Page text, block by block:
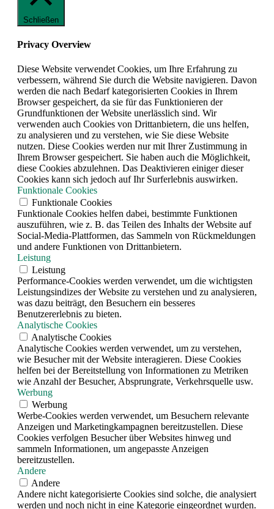
Schließen
Privacy Overview
Diese Website verwendet Cookies, um Ihre Erfahrung zu
verbessern, während Sie durch die Website navigieren. Davon
werden die nach Bedarf kategorisierten Cookies in Ihrem
Browser gespeichert, da sie für das Funktionieren der
Grundfunktionen der Website unerlässlich sind. Wir
verwenden auch Cookies von Drittanbietern, die uns helfen,
zu analysieren und zu verstehen, wie Sie diese Website
nutzen. Diese Cookies werden nur mit Ihrer Zustimmung in
Ihrem Browser gespeichert. Sie haben auch die Möglichkeit,
diese Cookies abzulehnen. Das Deaktivieren einiger dieser
Cookies kann sich jedoch auf Ihr Surferlebnis auswirken.
Funktionale Cookies
Funktionale Cookies
Funktionale Cookies helfen dabei, bestimmte Funktionen
auszuführen, wie z. B. das Teilen des Inhalts der Website auf
Social-Media-Plattformen, das Sammeln von Rückmeldungen
und andere Funktionen von Drittanbietern.
Leistung
Leistung
Performance-Cookies werden verwendet, um die wichtigsten
Leistungsindizes der Website zu verstehen und zu analysieren,
was dazu beiträgt, den Besuchern ein besseres
Benutzererlebnis zu bieten.
Analytische Cookies
Analytische Cookies
Analytische Cookies werden verwendet, um zu verstehen,
wie Besucher mit der Website interagieren. Diese Cookies
helfen bei der Bereitstellung von Informationen zu Metriken
wie Anzahl der Besucher, Absprungrate, Verkehrsquelle usw.
Werbung
Werbung
Werbe-Cookies werden verwendet, um Besuchern relevante
Anzeigen und Marketingkampagnen bereitzustellen. Diese
Cookies verfolgen Besucher über Websites hinweg und
sammeln Informationen, um angepasste Anzeigen
bereitzustellen.
Andere
Andere
Andere nicht kategorisierte Cookies sind solche, die analysiert
werden und noch nicht in eine Kategorie eingeordnet wurden.